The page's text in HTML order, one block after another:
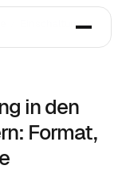
Einschaltung in
in den
Format,